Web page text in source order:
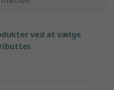
ved at vælge